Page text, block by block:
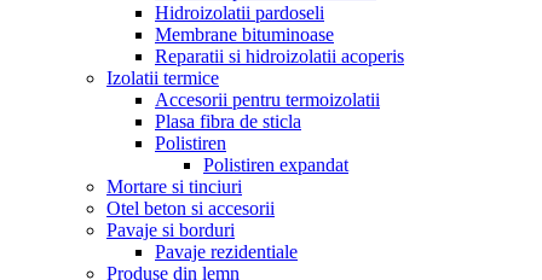
Hidroizolatii pardoseli
Membrane bituminoase
Reparatii si hidroizolatii acoperis
Izolatii termice
Accesorii pentru termoizolatii
Plasa fibra de sticla
Polistiren
Polistiren expandat
Mortare si tinciuri
Otel beton si accesorii
Pavaje si borduri
Pavaje rezidentiale
Produse din lemn